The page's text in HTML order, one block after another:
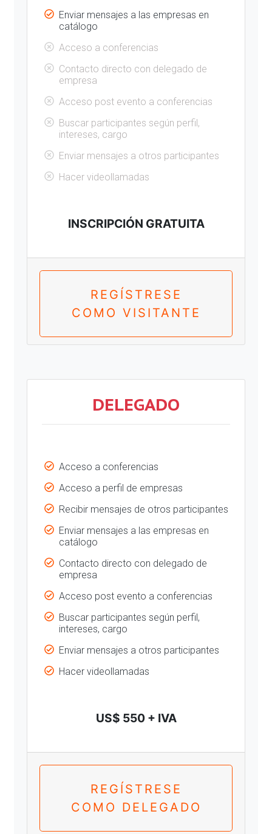
Enviar mensajes a las empresas en
catálogo
Acceso a conferencias
Contacto directo con delegado de
empresa
Acceso post evento a conferencias
Buscar participantes según perfil,
intereses, cargo
Enviar mensajes a otros participantes
Hacer videollamadas
INSCRIPCIÓN GRATUITA
REGÍSTRESE
COMO VISITANTE
DELEGADO
Acceso a conferencias
Acceso a perfil de empresas
Recibir mensajes de otros participantes
Enviar mensajes a las empresas en
catálogo
Contacto directo con delegado de
empresa
Acceso post evento a conferencias
Buscar participantes según perfil,
intereses, cargo
Enviar mensajes a otros participantes
Hacer videollamadas
US$ 550 + IVA
REGÍSTRESE
COMO DELEGADO